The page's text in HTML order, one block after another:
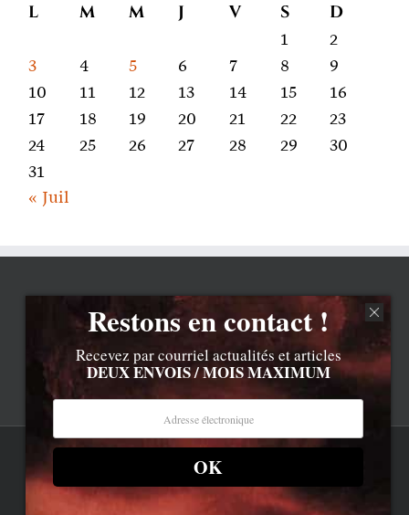
L M M J V S D
1
2
3
4 5 6 7 8
9
10
11 12 13 14 15
16
17
18 19 20 21 22
23
24
25 26 27 28 29
30
31
« Juil
Contenu © Lionel Davoust sauf exceptions précisées.
Cliquez ici pour lire les mentions légales barbantes
LD.com 8.a. Attention, vous êtes arrivé en bas de la page,
Restons en contact !
Recevez par courriel actualités et articles
DEUX ENVOIS / MOIS MAXIMUM
OK